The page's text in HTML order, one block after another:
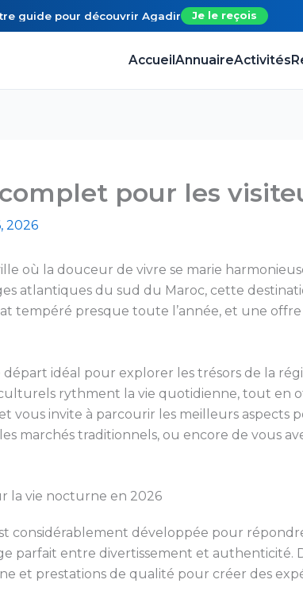
guide pour découvrir Agadir Je le reçois
AccueilAnnuaireActivités
pour les
2026
où la douceur de vivre se marie
atlantiques du sud du Maroc, cette
tempéré presque toute l’année, et une offre
idéal pour explorer les trésors de la
rythment la vie quotidienne, tout en
vous invite à parcourir les meilleurs
marchés traditionnels, ou encore de vous
la vie nocturne en 2026
considérablement développée pour
parfait entre divertissement et authenticité.
et prestations de qualité pour créer des